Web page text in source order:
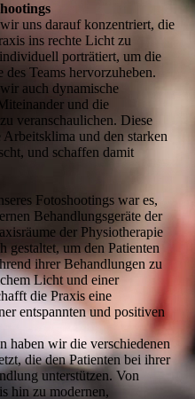
uns darauf konzentriert, die
ins rechte Licht zu
porträtiert, um die
Teams hervorzuheben.
auch dynamische
und die
veranschaulichen. Diese
Arbeitsklima und den starken
und schaffen damit
Fotoshootings war es,
Behandlungsgeräte der
der Physiotherapie
gestaltet, um den Patienten
ihrer Behandlungen zu
Licht und einer
die Praxis eine
entspannten und positiven
haben wir die verschiedenen
die den Patienten bei ihrer
unterstützen. Von
hin zu modernen,